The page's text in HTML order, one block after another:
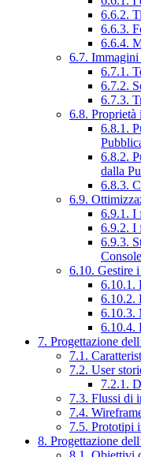
6.6.2.
6.6.3.
6.6.4.
6.7. Immagini
6.7.1.
6.7.2.
6.7.3.
6.8. Proprietà
6.8.1.
6.8.2.
dalla
6.8.3.
6.9.
6.9.1. I
6.9.2. I
6.9.3.
Console
6.10. Gestire
6.10.1.
6.10.2.
6.10.3.
6.10.4.
7. Progettazione
7.1.
7.2. User
7.2.1.
7.3. Flussi di
7.4.
7.5. Prototipi
8. Progettazione